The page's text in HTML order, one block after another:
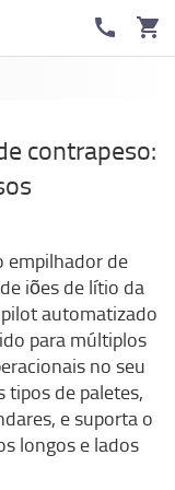
contrapeso:
empilhador de
iões de lítio da
automatizado
para múltiplos
no seu
tipos de paletes,
e suporta o
longos e lados